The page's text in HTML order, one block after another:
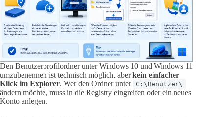
Den Benutzerprofilordner unter Windows 10 und Windows 11
umzubenennen ist technisch möglich, aberkein einfacher
Klick im Explorer. Wer den Ordner unter C:\Benutzer\
ändern möchte, muss in die Registry eingreifen oder ein neues
Konto anlegen.